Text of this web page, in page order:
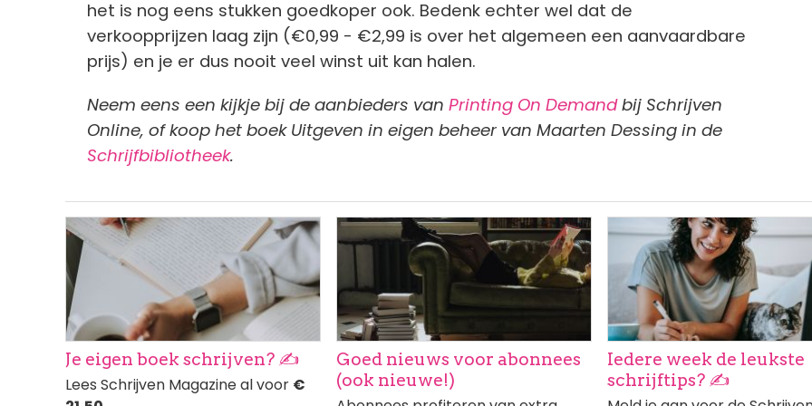
het is nog eens stukken goedkoper ook. Bedenk echter wel dat de
verkoopprijzen laag zijn (€0,99 - €2,99 is over het algemeen een aanvaardbare
prijs) en je er dus nooit veel winst uit kan halen.
Neem eens een kijkje bij de aanbieders van Printing On Demandbij Schrijven
Online, of koop het boek Uitgeven in eigen beheer van Maarten Dessing in de
Schrijfbibliotheek.
Afbeelding
Je eigen boek schrijven? ✍️
Lees Schrijven Magazine al voor €
Afbeelding
Goed nieuws voor abonnees
(ook nieuwe!)
Afbeelding
Iedere week de leukste
schrijftips? ✍️